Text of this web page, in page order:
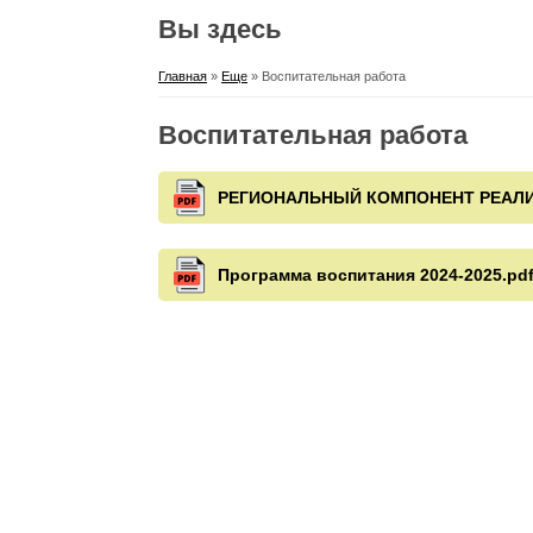
Вы здесь
Главная » Еще » Воспитательная работа
Воспитательная работа
РЕГИОНАЛЬНЫЙ КОМПОНЕНТ
Программа воспитания 2024-2025.pdf